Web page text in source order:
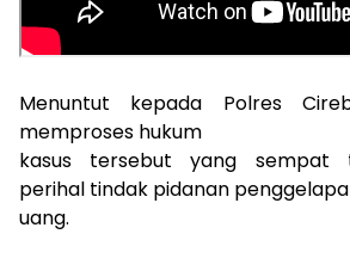
Menuntut kepada Polres
memproses hukum
kasus tersebut yang sempat
perihal tindak pidanan
uang.